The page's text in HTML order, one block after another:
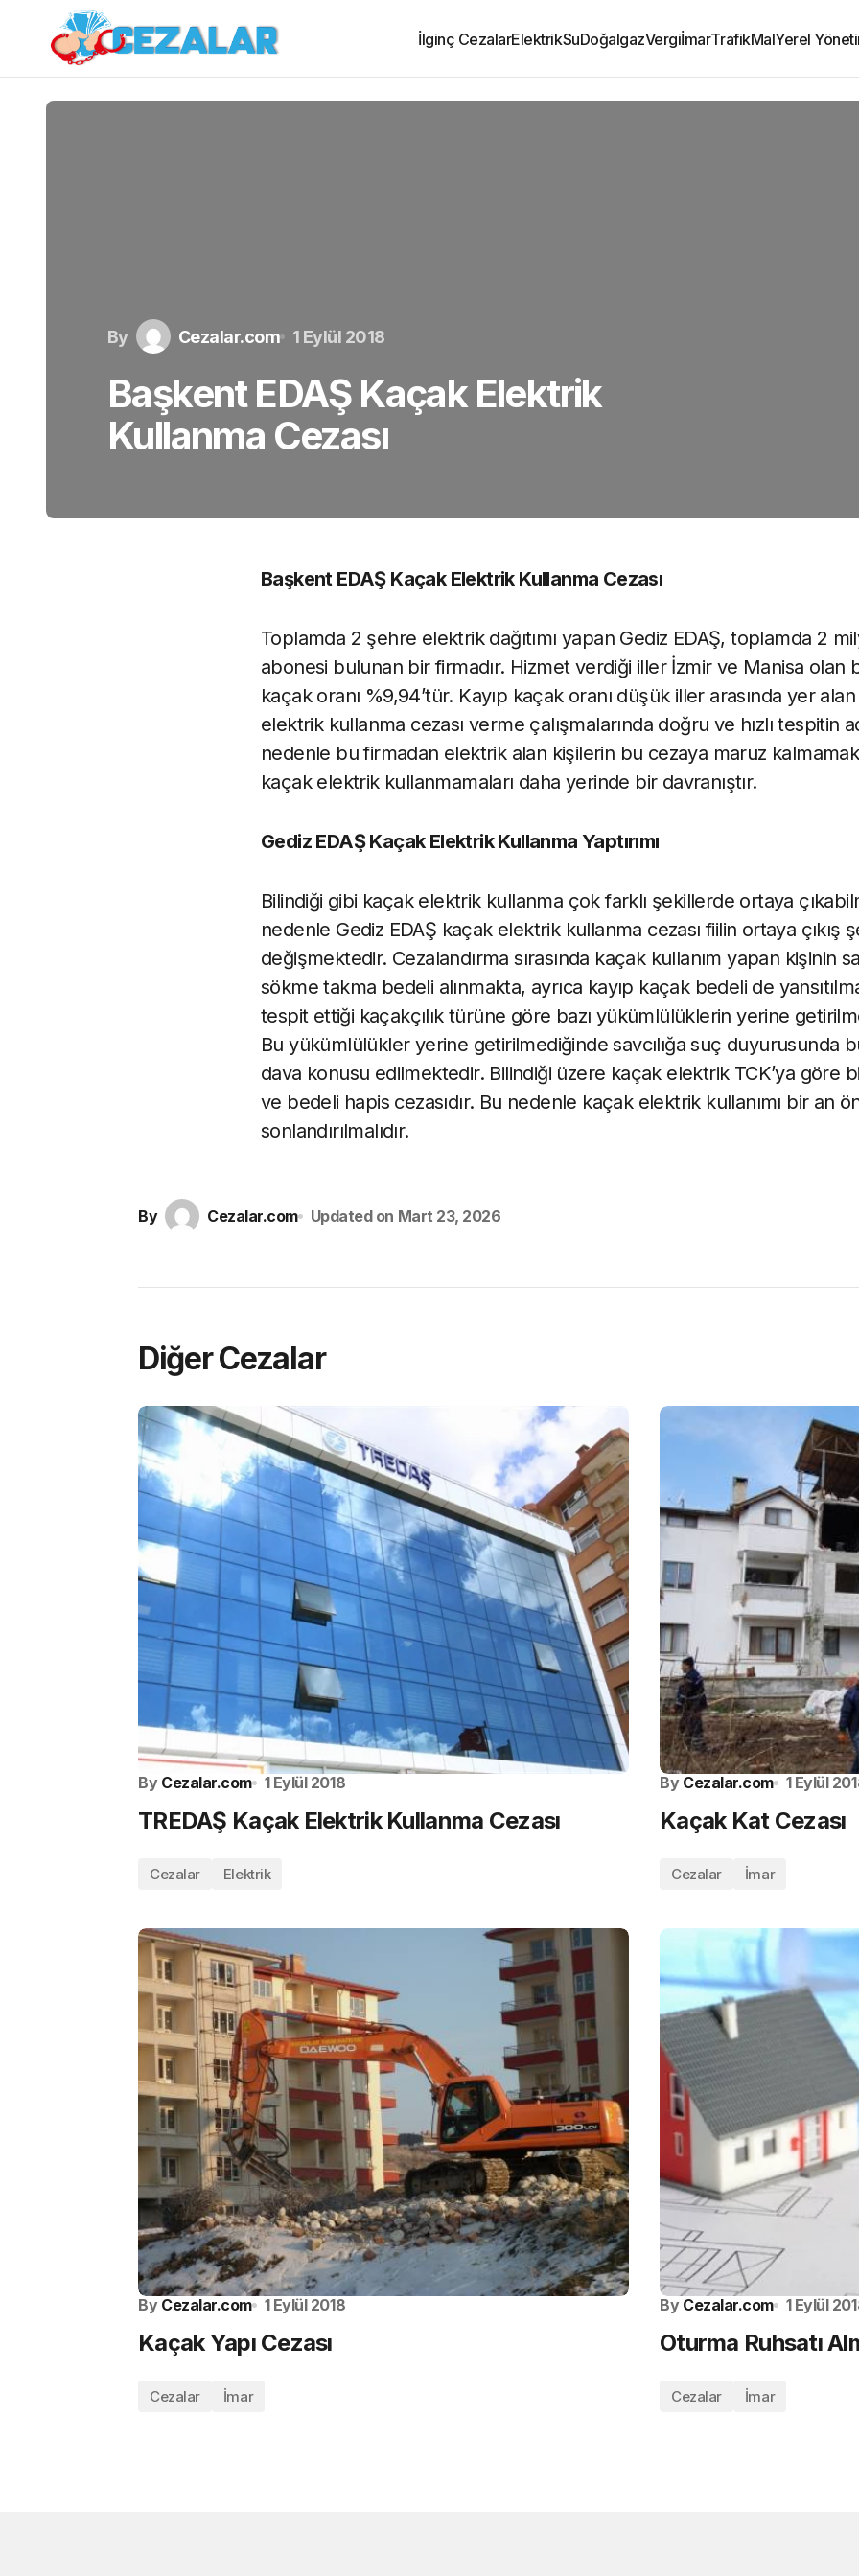
İlginç CezalarElektrikSuDoğalgazVergiİmarTrafikMalYerel
By Cezalar.com 1 Eylül 2018
Başkent EDAŞ Kaçak Elektrik
Kullanma Cezası
Başkent EDAŞ Kaçak Elektrik Kullanma Cezası
Toplamda 2 şehre elektrik dağıtımı yapan Gediz EDAŞ, toplamda 2
abonesi bulunan bir firmadır. Hizmet verdiği iller İzmir ve Manisa olan
kaçak oranı %9,94’tür. Kayıp kaçak oranı düşük iller arasında yer
elektrik kullanma cezası verme çalışmalarında doğru ve hızlı tespitin
nedenle bu firmadan elektrik alan kişilerin bu cezaya maruz
kaçak elektrik kullanmamaları daha yerinde bir davranıştır.
Gediz EDAŞ Kaçak Elektrik Kullanma Yaptırımı
Bilindiği gibi kaçak elektrik kullanma çok farklı şekillerde ortaya
nedenle Gediz EDAŞ kaçak elektrik kullanma cezası fiilin ortaya çıkış
değişmektedir. Cezalandırma sırasında kaçak kullanım yapan kişinin
sökme takma bedeli alınmakta, ayrıca kayıp kaçak bedeli de
tespit ettiği kaçakçılık türüne göre bazı yükümlülüklerin yerine
Bu yükümlülükler yerine getirilmediğinde savcılığa suç duyurusunda
dava konusu edilmektedir. Bilindiği üzere kaçak elektrik TCK’ya göre
ve bedeli hapis cezasıdır. Bu nedenle kaçak elektrik kullanımı bir an
sonlandırılmalıdır.
By Cezalar.com Updated on Mart 23, 2026
Diğer Cezalar
By Cezalar.com 1 Eylül 2018
TREDAŞ Kaçak Elektrik Kullanma Cezası
Cezalar Elektrik
By Cezalar.com 1 Eylül
Kaçak Kat Cezası
Cezalar İmar
By Cezalar.com 1 Eylül 2018
Kaçak Yapı Cezası
Cezalar İmar
By Cezalar.com 1 Eylül
Oturma Ruhsatı
Cezalar İmar